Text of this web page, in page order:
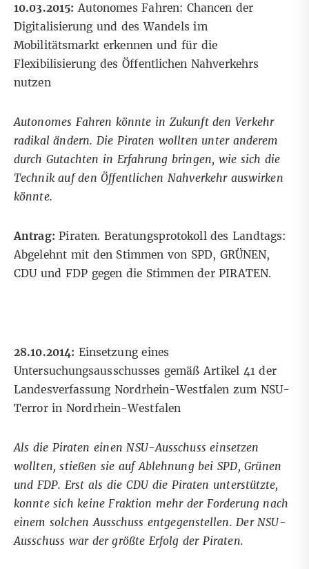
10.03.2015: Autonomes Fahren: Chancen der
Digitalisierung und des Wandels im
Mobilitätsmarkt erkennen und für die
Flexibilisierung des Öffentlichen Nahverkehrs
nutzen
Autonomes Fahren könnte in Zukunft den Verkehr
radikal ändern. Die Piraten wollten unter anderem
durch Gutachten in Erfahrung bringen, wie sich die
Technik auf den Öffentlichen Nahverkehr auswirken
könnte.
Antrag: Piraten. Beratungsprotokoll des Landtags:
Abgelehnt mit den Stimmen von SPD, GRÜNEN,
CDU und FDP gegen die Stimmen der PIRATEN.
28.10.2014: Einsetzung eines
Untersuchungsausschusses gemäß Artikel 41 der
Landesverfassung Nordrhein-Westfalen zum NSU-
Terror in Nordrhein-Westfalen
Als die Piraten einen NSU-Ausschuss einsetzen
wollten, stießen sie auf Ablehnung bei SPD, Grünen
und FDP. Erst als die CDU die Piraten unterstützte,
konnte sich keine Fraktion mehr der Forderung nach
einem solchen Ausschuss entgegenstellen. Der NSU-
Ausschuss war der größte Erfolg der Piraten.